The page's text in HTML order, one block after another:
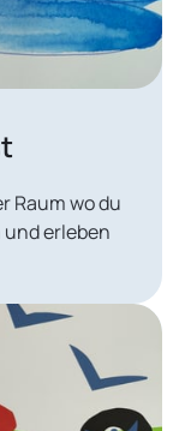
Raum wo du
erleben